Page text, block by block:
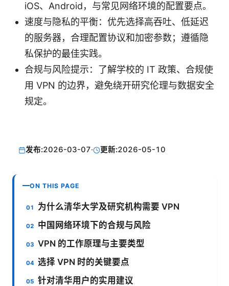
iOS、Android，与常见网络环境的配置要点。
速度与隐私的平衡：优先选择高吞吐、低延迟
的服务器，合理配置协议和加密参数；遵循隐
私保护的最佳实践。
合规与风险提示：了解学校的 IT 政策、合规使
用 VPN 的边界，避免绕开研究伦理与数据安全
规定。
发布:2026-03-07· 更新:2026-05-10
ON THIS PAGE
为什么清华大学及研究机构需要 VPN
中国网络环境下的合规与风险
VPN 的工作原理与主要类型
选择 VPN 时的关键要点
针对清华用户的实用建议